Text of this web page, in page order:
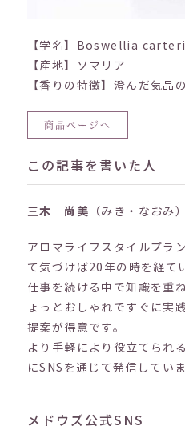
【学名】Boswellia
【産地】ソマリア
【香りの特徴】澄んだ気品
商品ページへ
この記事を書いた人
三木 尚美 （みき・なおみ）
アロマライフスタイルプラ
て気づけば20年の時を経て
仕事を続ける中で知識を重
ょっとおしゃれですぐに実
提案が得意です。
より手軽により役立てられ
にSNSを通じて発信していま
メドウズ公式SNS